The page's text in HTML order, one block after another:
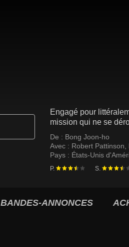
Engagé pour
mission qui ne se
De : Bong Joon-ho
Avec : Robert Pattinson
Pays : États-Unis
P. S.
BANDES-ANNONCES